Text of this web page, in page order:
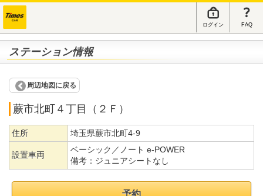
ログイン FAQ
ステーション情報
周辺地図に戻る
蕨市北町４丁目（２Ｆ）
住所 埼玉県蕨市北町4-9
設置車両
ベーシック／ノート e-POWER
備考： ジュニアシートなし
予約